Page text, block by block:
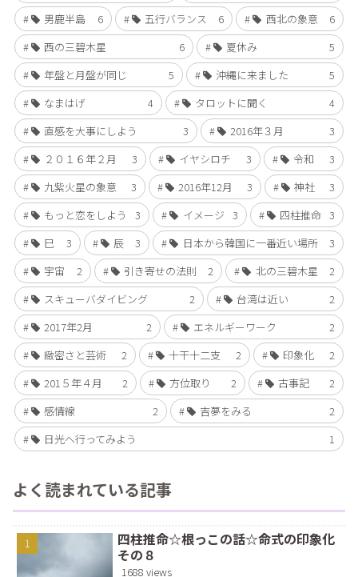
男鹿半島 6 五行バランス 6 西北の象意
6
西の三碧木星
6 夏休み
5
年盤と月盤が同じ
5 沖縄に来ました
5
なまはげ
4 タロットに聞く
4
直感を大事にしよう
3 2016年３月
3
２０１６年２月
3 イヤシロチ 3 令和
3
九紫火星の象意
3 2016年12月 3 神社
3
もっと恋をしよう
3 イメージ 3 四柱推命 3
巳
3 辰 3 日本から韓国に一番近い場所
3
宇宙
2 引き寄せの法則 2 北の三碧木星
2
スキューバダイビング
2 台湾は近い
2
2017年2月
2 エネルギーワーク
2
緻密さと芸術
2 十干十二支 2 印象化
2
201５年４月
2 方位取り 2 古事記
2
感情線
2 吉夢をみる
2
日光へ行ってみよう
1
よく読まれている記事
四柱推命☆根っこの話☆命式の印象化
その８
1688 views